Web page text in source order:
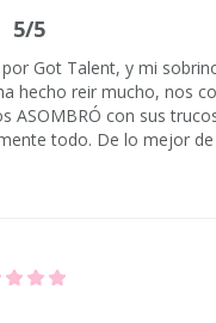
5/5
Got Talent, y mi
hecho reir mucho, nos
con sus
todo. De lo mejor